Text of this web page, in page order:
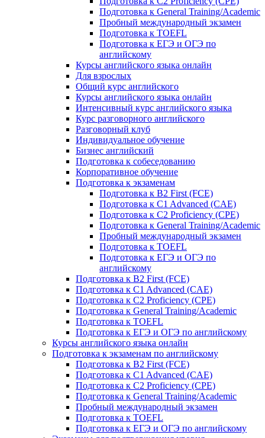
Подготовка к General Training/Academic
Пробный международный экзамен
Подготовка к TOEFL
Подготовка к ЕГЭ и ОГЭ по
английскому
Курсы английского языка онлайн
Для взрослых
Общий курс английского
Курсы английского языка онлайн
Интенсивный курс английского языка
Курс разговорного английского
Разговорный клуб
Индивидуальное обучение
Бизнес английский
Подготовка к собеседованию
Корпоративное обучение
Подготовка к экзаменам
Подготовка к B2 First (FCE)
Подготовка к C1 Advanced (CAE)
Подготовка к C2 Proficiency (CPE)
Подготовка к General Training/Academic
Пробный международный экзамен
Подготовка к TOEFL
Подготовка к ЕГЭ и ОГЭ по
английскому
Подготовка к B2 First (FCE)
Подготовка к C1 Advanced (CAE)
Подготовка к C2 Proficiency (CPE)
Подготовка к General Training/Academic
Подготовка к TOEFL
Подготовка к ЕГЭ и ОГЭ по английскому
Курсы английского языка онлайн
Подготовка к экзаменам по английскому
Подготовка к B2 First (FCE)
Подготовка к C1 Advanced (CAE)
Подготовка к C2 Proficiency (CPE)
Подготовка к General Training/Academic
Пробный международный экзамен
Подготовка к TOEFL
Подготовка к ЕГЭ и ОГЭ по английскому